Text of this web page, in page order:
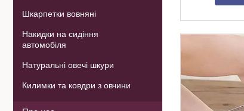
Шкарпетки вовняні
Накидки на сидіння
автомобіля
Натуральні овечі шкури
Килимки та ковдри з овчини